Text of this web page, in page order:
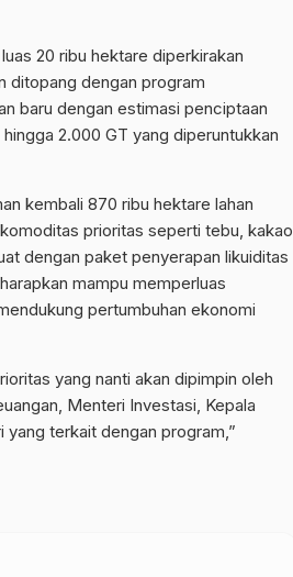
20 ribu hektare diperkirakan
ditopang dengan program
baru dengan estimasi penciptaan
2.000 GT yang diperuntukkan
kembali 870 ribu hektare lahan
prioritas seperti tebu, kakao,
dengan paket penyerapan likuiditas
mampu memperluas
pertumbuhan ekonomi
yang nanti akan dipimpin oleh
Menteri Investasi, Kepala
terkait dengan program,”